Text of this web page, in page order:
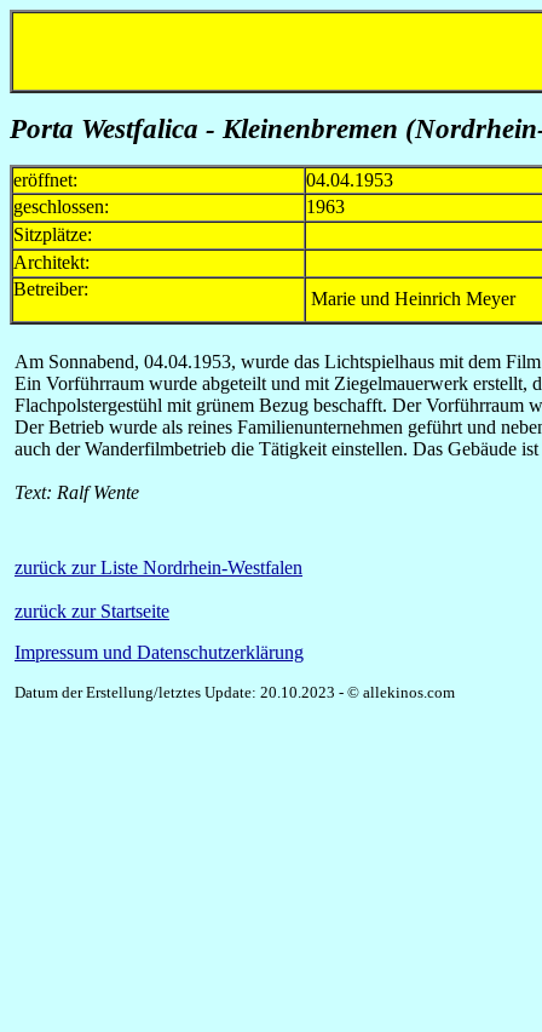
Porta Westfalica - Kleinenbremen
eröffnet:
04.04.1953
geschlossen:
1963
Sitzplätze:
Architekt:
Betreiber:
Marie und Heinrich Meyer
Am Sonnabend, 04.04.1953, wurde das Lichtspielhaus mit dem
Ein Vorführraum wurde abgeteilt und mit Ziegelmauerwerk erstellt,
Flachpolstergestühl mit grünem Bezug beschafft. Der
Der Betrieb wurde als reines Familienunternehmen geführt und
auch der Wanderfilmbetrieb die Tätigkeit einstellen. Das Gebäude
Text: Ralf Wente
zurück zur Liste Nordrhein-Westfalen
zurück zur Startseite
Impressum und Datenschutzerklärung
Datum der Erstellung/letztes Update: 20.10.2023 - © allekinos.com